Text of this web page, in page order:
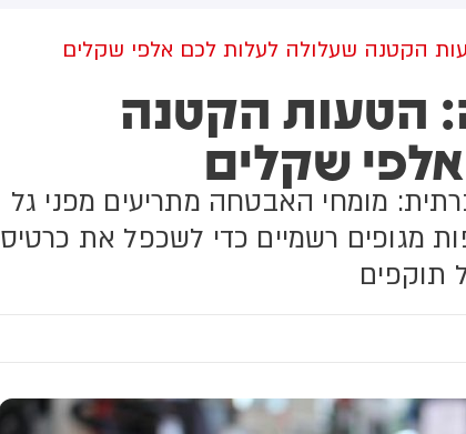
הקטנה שעלולה לעלות לכם אלפי שקלים
הטעות הקטנה
שקלים
מומחי האבטחה מתריעים מפני גל
מגופים רשמיים כדי לשכפל את כרטיס
תוקפים